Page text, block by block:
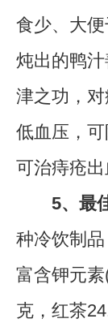
食少、大
炖出的鸭
津之功，
低血压，
可治痔疮出
5、最
种冷饮制
富含钾元
克，红茶